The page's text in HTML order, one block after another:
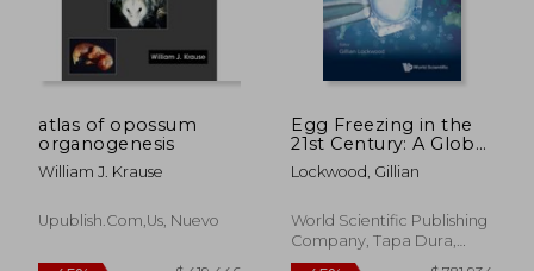
45%
dcto.
$ 323.204 45%
dcto. $
atlas of opossum
organogenesis
William J. Krause
Upublish.com,us, Nuevo
Egg Freezing in the
21st Century: A Global
Perspective (en
Inglés)
Lockwood, Gillian
World Scientific Publishing
Company, Tapa Dura,
Nuevo